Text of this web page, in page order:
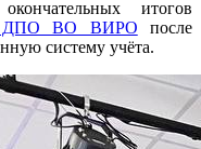
итогов
ДПО ВО ВИРО после
систему учёта.